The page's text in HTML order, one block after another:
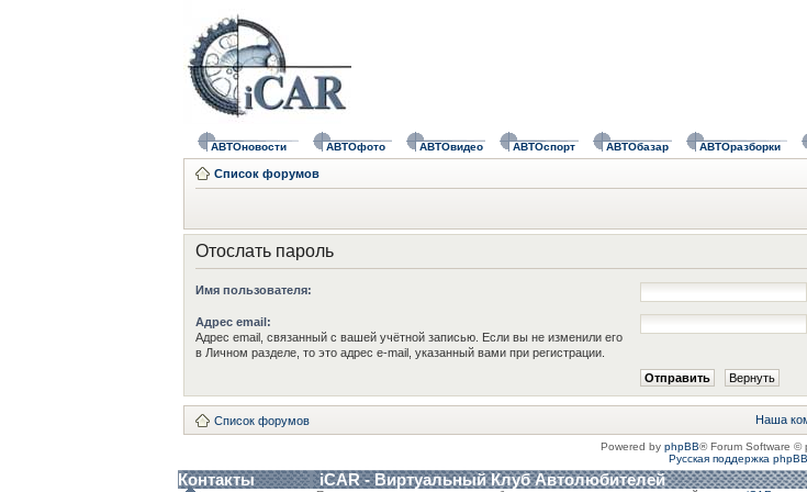
АВТОновости АВТОфото АВТОвидео АВТОспорт АВТОбазар АВТОразборки
Список форумов
Отослать пароль
Имя пользователя:
Адрес email:
Адрес email, связанный с вашей учётной записью. Если вы не изменили его
в Личном разделе, то это адрес e-mail, указанный вами при регистрации.
Список форумов Наша
Powered by phpBB® Forum Software ©
Русская поддержка phpBB
Контакты iCAR - Виртуальный Клуб Автолюбителей